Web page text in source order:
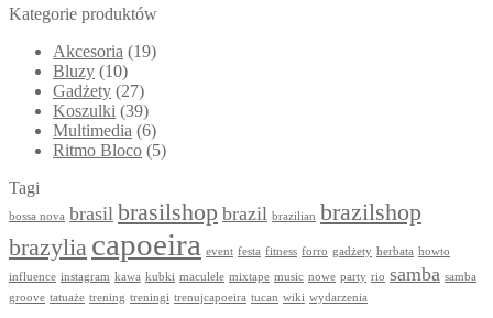
Kategorie produktów
Akcesoria (19)
Bluzy (10)
Gadżety (27)
Koszulki (39)
Multimedia (6)
Ritmo Bloco (5)
Tagi
bossa nova brasil brasilshop brazil brazilian brazilshop
brazylia capoeira event festa fitness forro gadżety herbata howto
influence instagram kawa kubki maculele mixtape music nowe party rio samba samba
groove tatuaże trening treningi trenujcapoeira tucan wiki wydarzenia